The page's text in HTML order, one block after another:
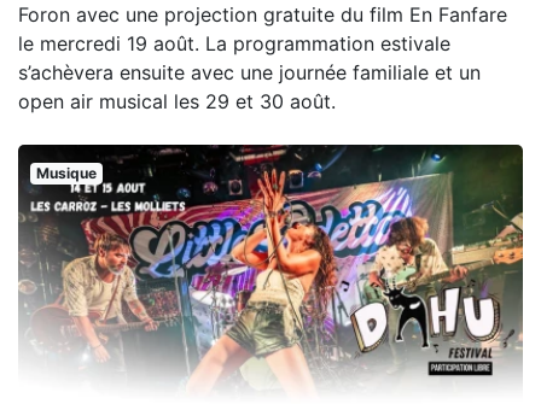
Foron avec une projection gratuite du film En Fanfare
le mercredi 19 août. La programmation estivale
s’achèvera ensuite avec une journée familiale et un
open air musical les 29 et 30 août.
Musique